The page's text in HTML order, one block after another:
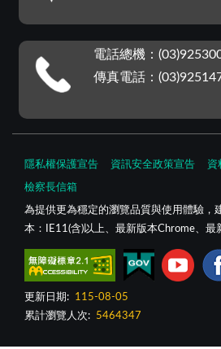
電話總機：
傳真電話：
隱私權保護宣告 資訊安全政策宣告 資
檢察長信箱
為提供更為穩定的瀏覽品質與使用體驗，
本：IE11(含)以上、最新版本Chrome、最
更新日期:
115-08-05
累計瀏覽人次:
5464347